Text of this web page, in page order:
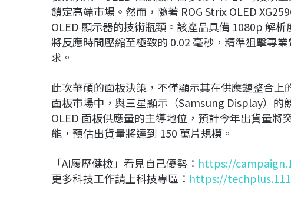
鎖定高端市場。然而，隨著 ROG Strix OLED
OLED 顯示器的技術瓶頸。該產品具備 1080p 解
將反應時間壓縮至極致的 0.02 毫秒，精準狙擊專
求。
此次華碩的面板決策，不僅顯示其在供應鏈整合上
面板市場中，與三星顯示（Samsung Display）
OLED 面板供應量的主導地位，預計今年出貨量將
能，預估出貨量將達到 150 萬片規模。
「AI履歷健檢」看見自己優勢： https://
更多科技工作請上科技專區： https://